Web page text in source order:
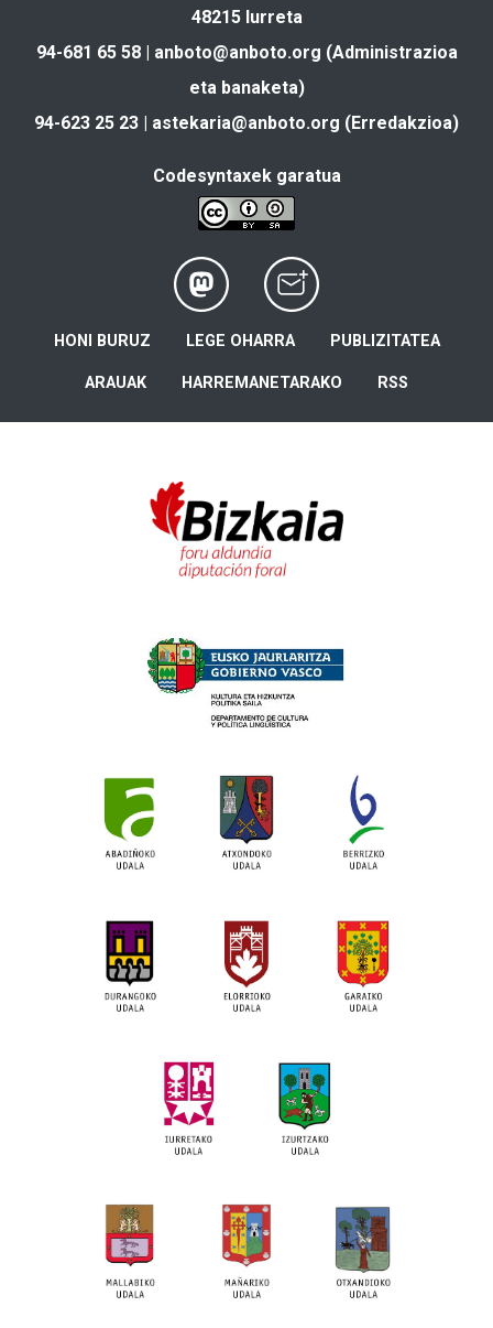
48215 Iurreta
94-681 65 58 | anboto@anboto.org (Administrazioa
eta banaketa)
94-623 25 23 | astekaria@anboto.org (Erredakzioa)
Codesyntaxek garatua
HONI BURUZ LEGE OHARRA PUBLIZITATEA
ARAUAK HARREMANETARAKO RSS